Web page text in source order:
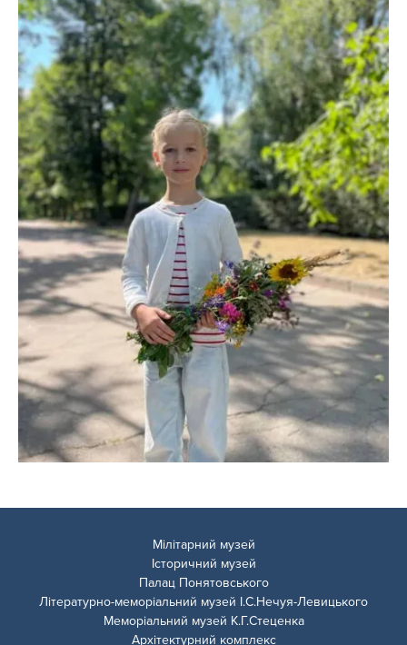
Мілітарний музей
Історичний музей
Палац Понятовського
Літературно-меморіальний музей І.С.Нечуя-Левицького
Меморіальний музей К.Г.Стеценка
Архітектурний комплекс